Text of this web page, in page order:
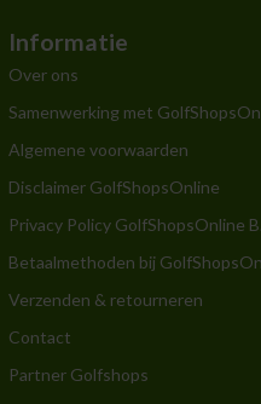
Informatie
Over ons
Samenwerking met
Algemene voorwaarden
Disclaimer GolfShopsOnline
Privacy Policy GolfShopsOnline
Betaalmethoden bij
Verzenden & retourneren
Contact
Partner Golfshops